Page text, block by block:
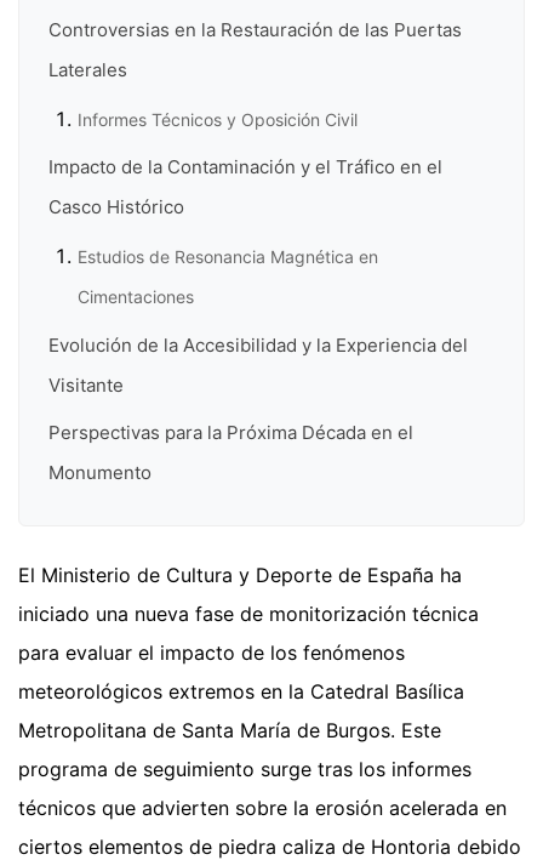
Controversias en la Restauración de las Puertas
Laterales
Informes Técnicos y Oposición Civil
Impacto de la Contaminación y el Tráfico en el
Casco Histórico
Estudios de Resonancia Magnética en
Cimentaciones
Evolución de la Accesibilidad y la Experiencia del
Visitante
Perspectivas para la Próxima Década en el
Monumento
El Ministerio de Cultura y Deporte de España ha
iniciado una nueva fase de monitorización técnica
para evaluar el impacto de los fenómenos
meteorológicos extremos en la Catedral Basílica
Metropolitana de Santa María de Burgos. Este
programa de seguimiento surge tras los informes
técnicos que advierten sobre la erosión acelerada en
ciertos elementos de piedra caliza de Hontoria debido